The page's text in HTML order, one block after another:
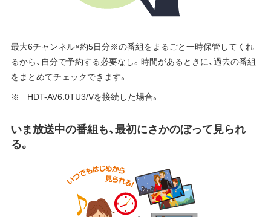
最大6チャンネル×約5日分※の番組をまるごと一時保管してくれ
るから、自分で予約する必要なし。時間があるときに、過去の番組
をまとめてチェックできます。
HDT-AV6.0TU3/Vを接続した場合。
いま放送中の番組も、最初にさかのぼって見られ
る。